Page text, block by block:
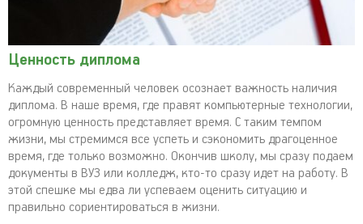
Ценность диплома
Каждый современный человек осознает важность наличия
диплома. В наше время, где правят компьютерные технологии,
огромную ценность представляет время. С таким темпом
жизни, мы стремимся все успеть и сэкономить драгоценное
время, где только возможно. Окончив школу, мы сразу подаем
документы в ВУЗ или колледж, кто-то сразу идет на работу. В
этой спешке мы едва ли успеваем оценить ситуацию и
правильно сориентироваться в жизни.